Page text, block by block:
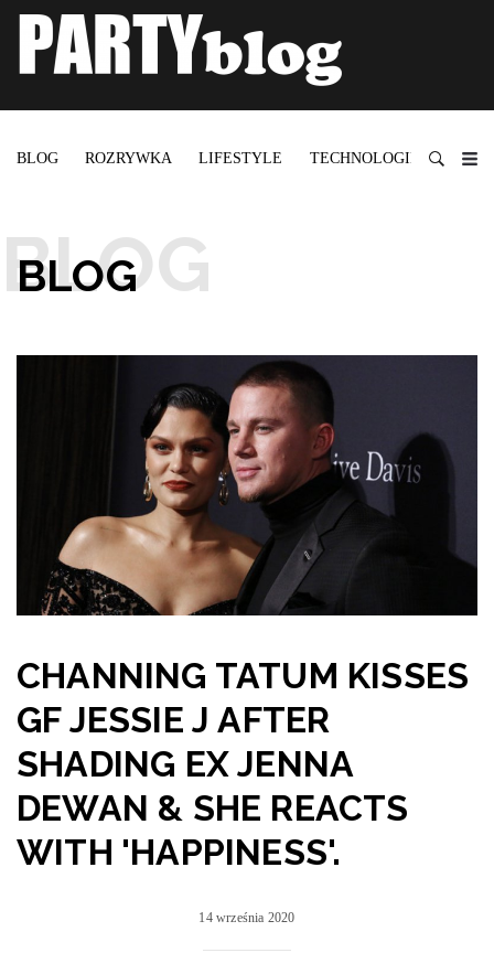
BLOG ROZRYWKA LIFESTYLE TECHNOLOGIE
BLOG
CHANNING TATUM KISSES
GF JESSIE J AFTER
SHADING EX JENNA
DEWAN & SHE REACTS
WITH 'HAPPINESS'.
14 września 2020